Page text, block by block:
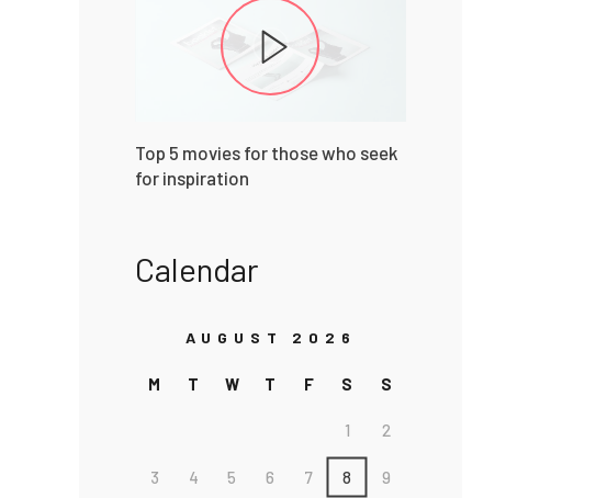
Top 5 movies for those who seek
for inspiration
Calendar
AUGUST 2026
M T W T F S S
1 2
3 4 5 6 7 8 9